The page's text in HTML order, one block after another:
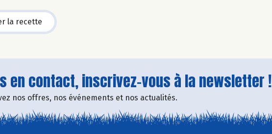
la recette
en contact, inscrivez-vous à la newsletter !
nos offres, nos événements et nos actualités.